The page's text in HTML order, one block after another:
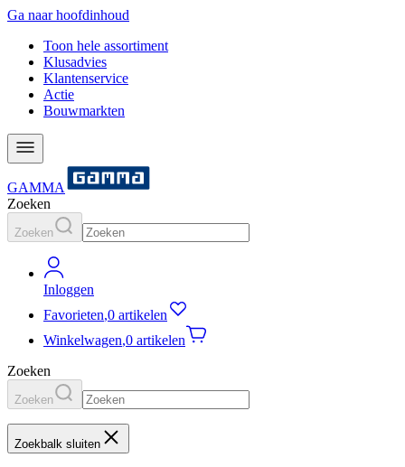
Ga naar hoofdinhoud
Toon hele assortiment
Klusadvies
Klantenservice
Actie
Bouwmarkten
GAMMA
Zoeken
Zoeken
Inloggen
Favorieten,0 artikelen
Winkelwagen,0 artikelen
Zoeken
Zoeken
Zoekbalk sluiten